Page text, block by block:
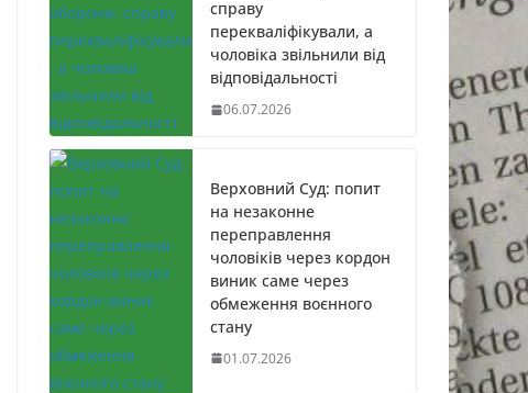
справу
перекваліфікували, а
чоловіка звільнили від
відповідальності
06.07.2026
Верховний Суд: попит
на незаконне
переправлення
чоловіків через кордон
виник саме через
обмеження воєнного
стану
01.07.2026